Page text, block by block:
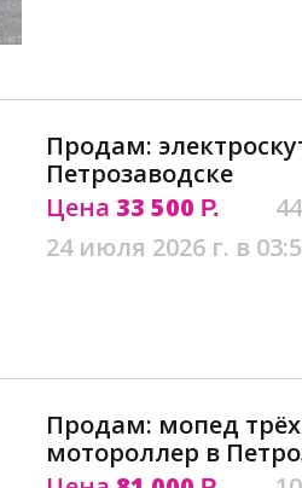
Продам:
Петрозаводске
Цена 33 500 Р.
24 июля 2026 г. в
Продам: мопед
мотороллер в